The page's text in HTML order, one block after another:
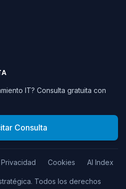
IT? Consulta gratuita con
Consulta
Cookies AI Index
Todos los derechos